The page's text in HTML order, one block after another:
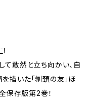
て敢然と立ち向かい、自
描いた「刎頚の友」ほ
保存版第2巻！